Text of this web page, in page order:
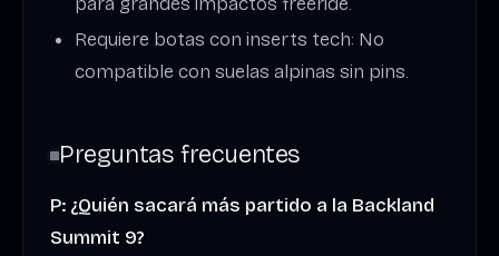
Requiere botas con inserts tech: No
compatible con suelas alpinas sin pins.
Preguntas frecuentes
P: ¿Quién sacará más partido a la Backland
Summit 9?